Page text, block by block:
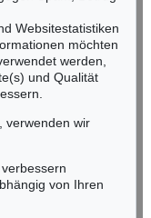
Websitestatistiken
möchten
werden,
und Qualität
verwenden wir
von Ihren